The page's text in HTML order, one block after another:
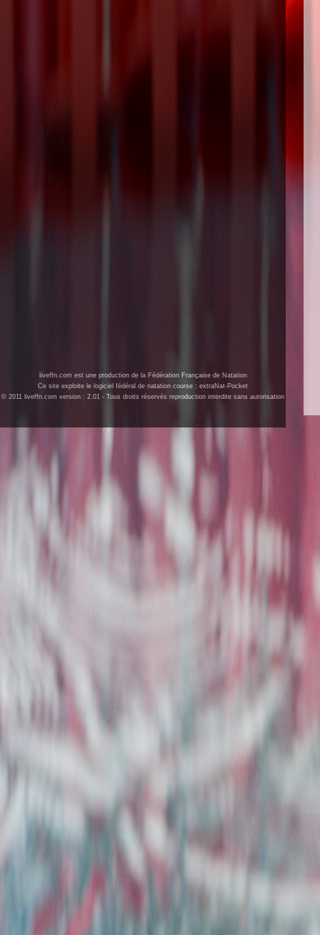
liveffn.com est une production de la Fédération Française de Natation
Ce site exploite le logiciel fédéral de natation course : extraNat-Pocket
© 2011 liveffn.com version : 2.01 - Tous droits réservés reproduction interdite sans autorisation